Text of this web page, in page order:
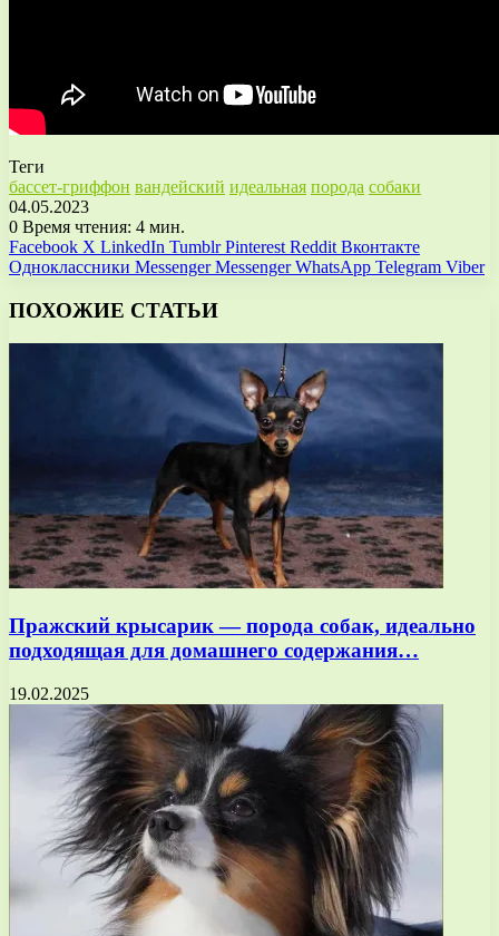
Теги
бассет-гриффон вандейский идеальная порода собаки
04.05.2023
0 Время чтения: 4 мин.
Facebook X LinkedIn Tumblr Pinterest Reddit Вконтакте
Одноклассники Messenger Messenger WhatsApp Telegram Viber
ПОХОЖИЕ СТАТЬИ
Пражский крысарик — порода собак, идеально
подходящая для домашнего содержания…
19.02.2025